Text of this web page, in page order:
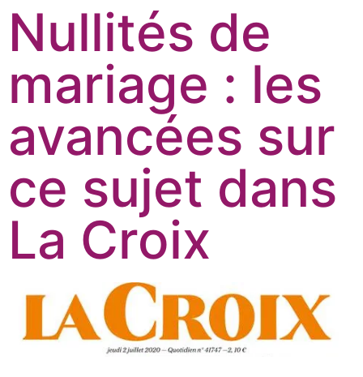
Nullités de
mariage : les
avancées sur
ce sujet dans
La Croix